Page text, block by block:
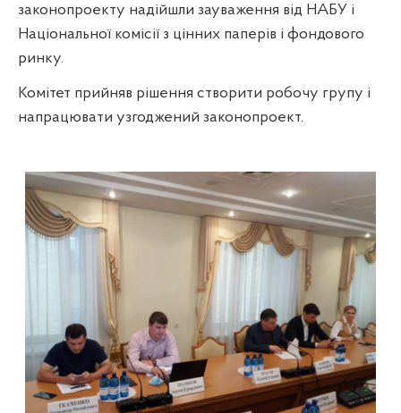
законопроекту надійшли зауваження від НАБУ і
Національної комісії з цінних паперів і фондового
ринку.
Комітет прийняв рішення створити робочу групу і
напрацювати узгоджений законопроект.